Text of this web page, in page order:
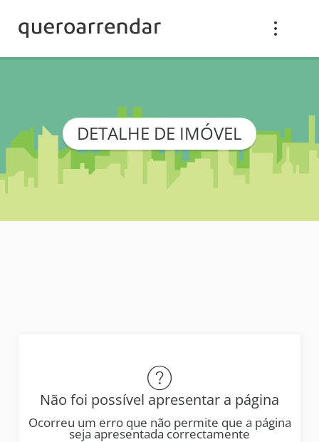
DETALHE DE IMÓVEL
Não foi possível apresentar a página
Ocorreu um erro que não permite que a página
seja apresentada correctamente